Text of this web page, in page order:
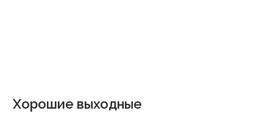
Хорошие выходные